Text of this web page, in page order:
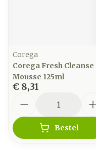
Corega
Corega Fresh Cleanse
Mousse 125ml
€ 8,31
Bestel